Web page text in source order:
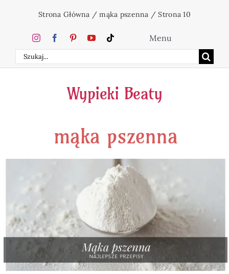
zawartości
Strona Główna /mąka pszenna /Strona 10
Szukaj
Menu
Home
Ciasta
Desery
Napoje
Pieczywo
Przetwory
Wypieki Beaty
mąka pszenna